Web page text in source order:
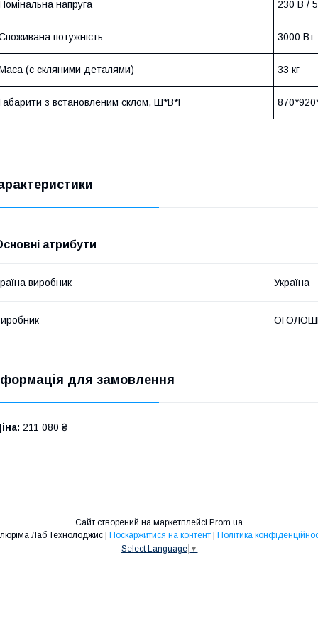
напруга 230 В /
потужність 3000 Вт
(c скляними деталями) 33 кг
з встановленим склом, Ш*В*Г
атрибути
виробник Україна
для замовлення
211 080 ₴
Сайт створений на маркетплейсі Prom.ua
Поскаржитися на контент
Політика
Select Language ▼